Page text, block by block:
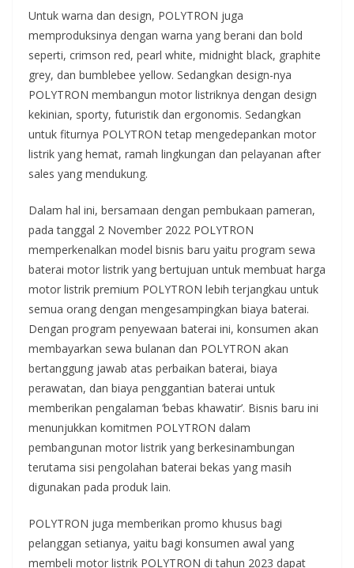
Untuk warna dan design, POLYTRON juga
memproduksinya dengan warna yang berani dan bold
seperti, crimson red, pearl white, midnight black, graphite
grey, dan bumblebee yellow. Sedangkan design-nya
POLYTRON membangun motor listriknya dengan design
kekinian, sporty, futuristik dan ergonomis. Sedangkan
untuk fiturnya POLYTRON tetap mengedepankan motor
listrik yang hemat, ramah lingkungan dan pelayanan after
sales yang mendukung.
Dalam hal ini, bersamaan dengan pembukaan pameran,
pada tanggal 2 November 2022 POLYTRON
memperkenalkan model bisnis baru yaitu program sewa
baterai motor listrik yang bertujuan untuk membuat harga
motor listrik premium POLYTRON lebih terjangkau untuk
semua orang dengan mengesampingkan biaya baterai.
Dengan program penyewaan baterai ini, konsumen akan
membayarkan sewa bulanan dan POLYTRON akan
bertanggung jawab atas perbaikan baterai, biaya
perawatan, dan biaya penggantian baterai untuk
memberikan pengalaman ‘bebas khawatir’. Bisnis baru ini
menunjukkan komitmen POLYTRON dalam
pembangunan motor listrik yang berkesinambungan
terutama sisi pengolahan baterai bekas yang masih
digunakan pada produk lain.
POLYTRON juga memberikan promo khusus bagi
pelanggan setianya, yaitu bagi konsumen awal yang
membeli motor listrik POLYTRON di tahun 2023 dapat